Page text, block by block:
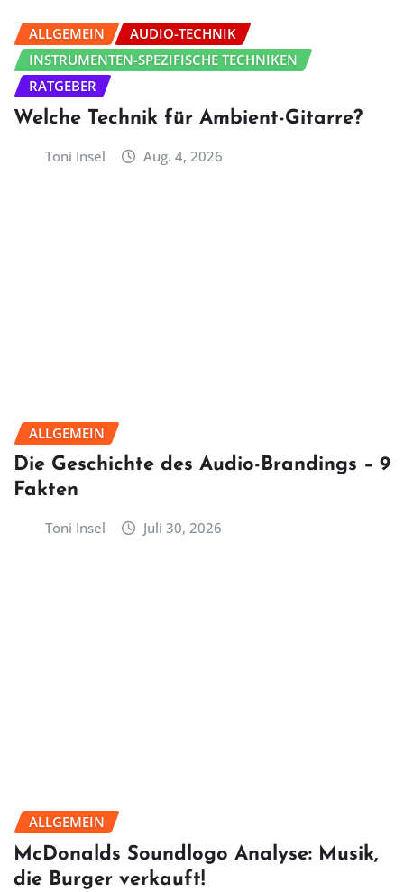
ALLGEMEIN
AUDIO-TECHNIK
INSTRUMENTEN-SPEZIFISCHE TECHNIKEN
RATGEBER
Welche Technik für Ambient-Gitarre?
Toni Insel Aug. 4, 2026
ALLGEMEIN
Die Geschichte des Audio-Brandings – 9
Fakten
Toni Insel Juli 30, 2026
ALLGEMEIN
McDonalds Soundlogo Analyse: Musik,
die Burger verkauft!